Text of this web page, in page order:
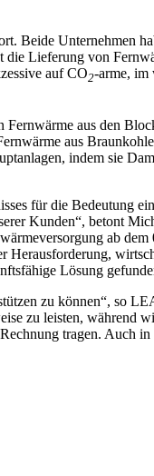
Beide Unternehmen
Lieferung von
auf CO2-arme, im
aus den
aus
indem sie
für die Bedeutung
Kunden“, betont
ab
Lösung
zu können“, so
zu leisten, während
tragen. Auch